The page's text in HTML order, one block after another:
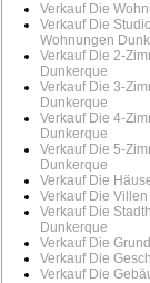
Verkauf Die
Verkauf Die
Wohnungen
Verkauf Die 2-
Dunkerque
Verkauf Die 3-
Dunkerque
Verkauf Die 4-
Dunkerque
Verkauf Die 5-
Dunkerque
Verkauf Die
Verkauf Die
Verkauf Die
Dunkerque
Verkauf Die
Verkauf Die
Verkauf Die